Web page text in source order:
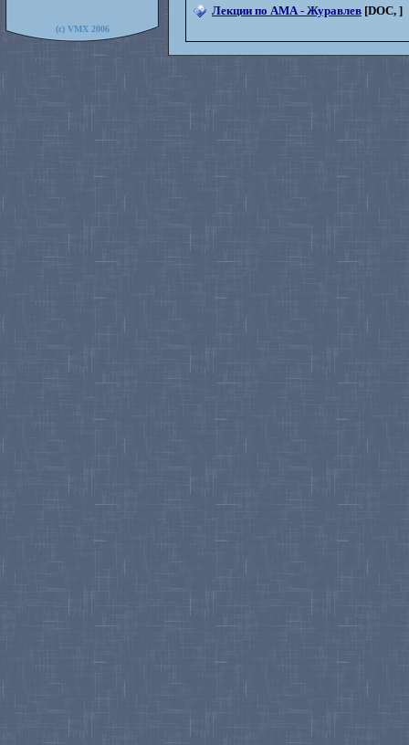
Лекции по АМА - Журавлев [DOC, ]
(c) VMX 2006